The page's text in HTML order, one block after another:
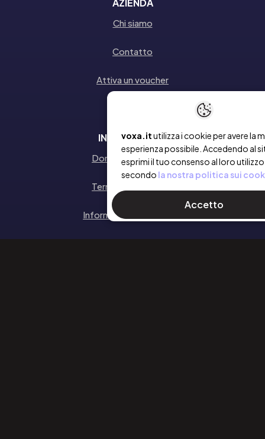
voxa.itutilizza i cookie per avere la
esperienza possibile. Accedendo al
esprimi il tuo consenso al loro utilizzo
secondo la nostra politica sui
Accetto
AZIENDA
Chi siamo
Contatto
Attiva un voucher
INFORMAZIONI
Domande frequenti
Termini e Condizioni
Informativa sulla privacy
Politica sui Cookie